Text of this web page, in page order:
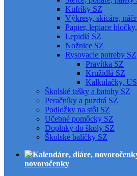
Kufríky SZ
Výkresy, skicáre,
Papier, lepiace
Lepidlá SZ
Nožnice SZ
Rysovacie potreby SZ
Pravítka SZ
Kružidlá SZ
Kalkulačky,
Školské tašky a batohy SZ
Peračníky a puzdrá SZ
Podložky na stôl SZ
Učebné pomôcky SZ
Doplnky do školy SZ
Školské balíčky SZ
novoročenky